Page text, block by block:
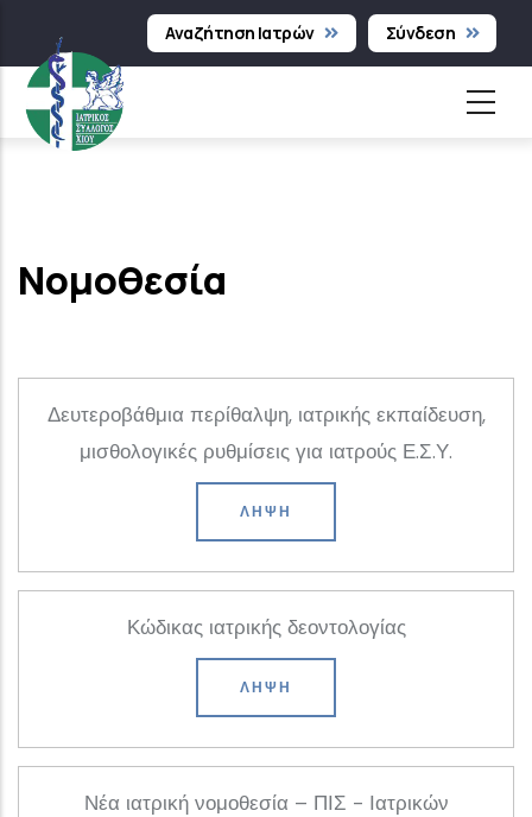
προς
κυρίως
Αναζήτηση Ιατρών Σύνδεση
Νομοθεσία
Δευτεροβάθμια περίθαλψη, ιατρικής εκπαίδευση,
μισθολογικές ρυθμίσεις για ιατρούς Ε.Σ.Υ.
ΛΉΨΗ
Κώδικας ιατρικής δεοντολογίας
ΛΉΨΗ
Νέα ιατρική νομοθεσία – ΠΙΣ - Ιατρικών